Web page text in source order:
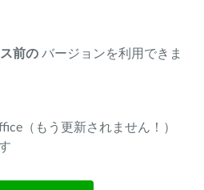
前の バージョンを利用できま
（もう更新されません！）